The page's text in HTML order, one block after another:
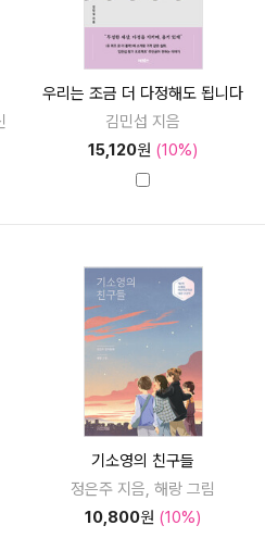
우리는 조금 더 다정해도 됩니다
김민섭 지음
15,120원 (10%)
기소영의 친구들
정은주 지음, 해랑 그림
10,800원 (10%)